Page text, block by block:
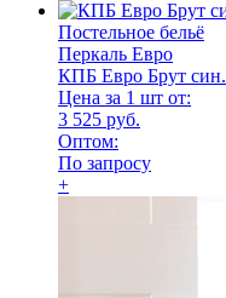
Постельное бельё
Перкаль Евро
КПБ Евро Брут син.
Цена за 1 шт от:
3 525 руб.
Оптом:
По запросу
+